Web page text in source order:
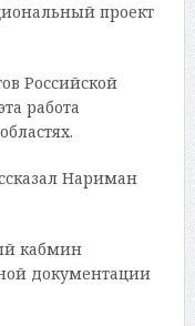
проект
Российской
работа
Нариман
кабмин
документации